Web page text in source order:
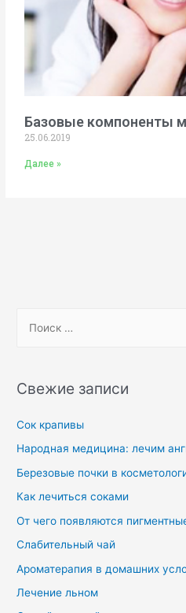
Базовые компоненты
25.06.2019
Далее »
Свежие записи
Сок крапивы
Народная медицина: лечим
Березовые почки в
Как лечиться соками
От чего появляются
Слабительный чай
Ароматерапия в домашних
Лечение льном